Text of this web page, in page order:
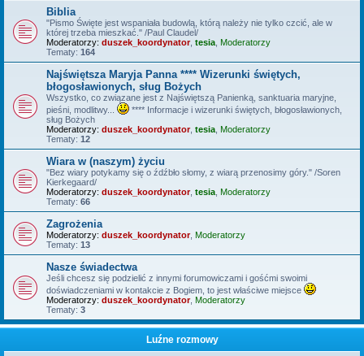
Biblia
"Pismo Święte jest wspaniała budowlą, którą należy nie tylko czcić, ale w
której trzeba mieszkać." /Paul Claudel/
Moderatorzy: duszek_koordynator, tesia Moderatorzy
Tematy: 164
Najświętsza Maryja Panna **** Wizerunki świętych,
błogosławionych, sług Bożych
Wszystko, co związane jest z Najświętszą Panienką, sanktuaria maryjne,
pieśni, modlitwy...
**** Informacje i wizerunki świętych, błogosławionych,
sług Bożych
Moderatorzy: duszek_koordynator, tesia Moderatorzy
Tematy: 12
Wiara w (naszym) życiu
"Bez wiary potykamy się o źdźbło słomy, z wiarą przenosimy góry." /Soren
Kierkegaard/
Moderatorzy: duszek_koordynator, tesia Moderatorzy
Tematy: 66
Zagrożenia
Moderatorzy: duszek_koordynator, Moderatorzy
Tematy: 13
Nasze świadectwa
Jeśli chcesz się podzielić z innymi forumowiczami i gośćmi swoimi
doświadczeniami w kontakcie z Bogiem, to jest właściwe miejsce
Moderatorzy: duszek_koordynator, Moderatorzy
Tematy: 3
Luźne rozmowy